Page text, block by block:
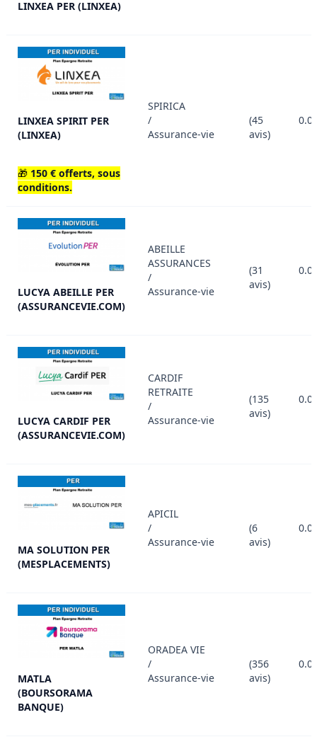
LINXEA PER (LINXEA)
LINXEA SPIRIT PER
(LINXEA)
🎁 150 € offerts, sous
conditions.
SPIRICA
/
Assurance-vie
(45
avis)
LUCYA ABEILLE PER
(ASSURANCEVIE.COM)
ABEILLE
ASSURANCES
/
Assurance-vie
(31
avis)
LUCYA CARDIF PER
(ASSURANCEVIE.COM)
CARDIF
RETRAITE
/
Assurance-vie
(135
avis)
MA SOLUTION PER
(MESPLACEMENTS)
APICIL
/
Assurance-vie
(6
avis)
MATLA
(BOURSORAMA
BANQUE)
ORADEA VIE
/
Assurance-vie
(356
avis)